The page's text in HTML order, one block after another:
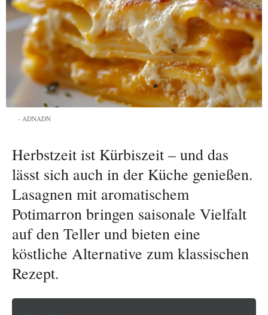
ADNADN
Herbstzeit ist Kürbiszeit – und das
lässt sich auch in der Küche genießen.
Lasagnen mit aromatischem
Potimarron bringen saisonale Vielfalt
auf den Teller und bieten eine
köstliche Alternative zum klassischen
Rezept.